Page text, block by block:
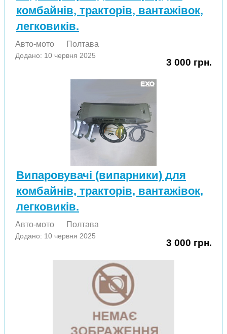
комбайнів, тракторів, вантажівок,
легковиків.
Авто-мото Полтава
Додано: 10 червня 2025
3 000 грн.
Випаровувачі (випарники) для
комбайнів, тракторів, вантажівок,
легковиків.
Авто-мото Полтава
Додано: 10 червня 2025
3 000 грн.